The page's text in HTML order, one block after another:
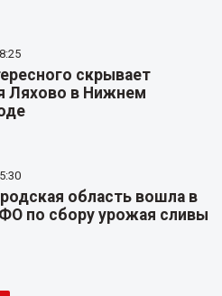
скрывает
Ляхово в Нижнем
область вошла в
по сбору урожая сливы